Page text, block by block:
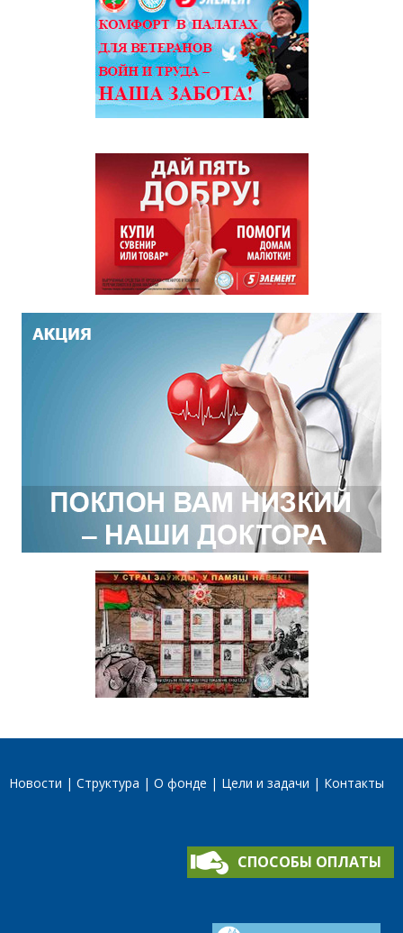
Новости Структура О фонде Цели и задачи Контакты
СПОСОБЫ ОПЛАТЫ